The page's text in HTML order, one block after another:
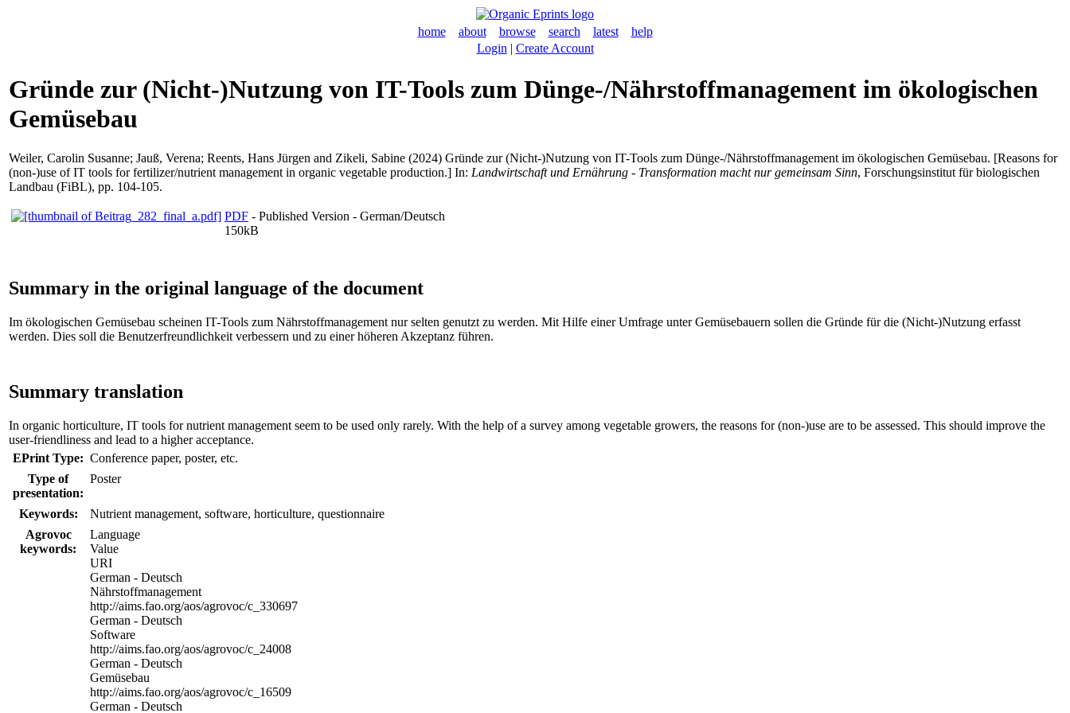
home about browse search latest
help
Login | Create Account
Gründe zur (Nicht-)Nutzung von IT-Tools zum Dünge-/Nährstoffmanagement im ökologischen
Gemüsebau
Weiler, Carolin Susanne; Jauß, Verena; Reents, Hans Jürgen and Zikeli, Sabine (2024) Gründe zur (Nicht-)Nutzung von IT-Tools zum Dünge-/Nährstoffmanagement im ökologischen Gemüsebau. [Reasons for
(non-)use of IT tools for fertilizer/nutrient management in organic vegetable production.] In: Landwirtschaft und Ernährung - Transformation macht nur gemeinsam Sinn, Forschungsinstitut für biologischen
Landbau (FiBL), pp. 104-105.
PDF - Published Version - German/Deutsch
150kB
Summary in the original language of the document
Im ökologischen Gemüsebau scheinen IT-Tools zum Nährstoffmanagement nur selten genutzt zu werden. Mit Hilfe einer Umfrage unter Gemüsebauern sollen die Gründe für die (Nicht-)Nutzung erfasst
werden. Dies soll die Benutzerfreundlichkeit verbessern und zu einer höheren Akzeptanz führen.
Summary translation
In organic horticulture, IT tools for nutrient management seem to be used only rarely. With the help of a survey among vegetable growers, the reasons for (non-)use are to be assessed. This should improve the
user-friendliness and lead to a higher acceptance.
EPrint Type: Conference paper, poster, etc.
Type of
presentation:
Poster
Keywords:
Nutrient management, software, horticulture, questionnaire
Agrovoc
keywords:
Language
Value
URI
German - Deutsch
Nährstoffmanagement
http://aims.fao.org/aos/agrovoc/c_330697
German - Deutsch
Software
http://aims.fao.org/aos/agrovoc/c_24008
German - Deutsch
Gemüsebau
http://aims.fao.org/aos/agrovoc/c_16509
German - Deutsch